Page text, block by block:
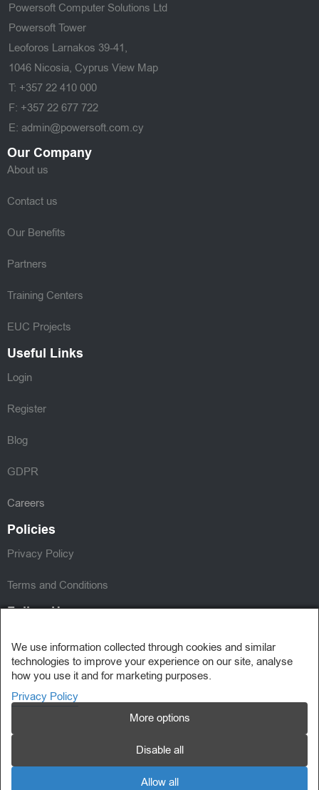
Powersoft Computer Solutions Ltd
Powersoft Tower
Leoforos Larnakos 39-41,
1046 Nicosia, Cyprus View Map
T: +357 22 410 000
F: +357 22 677 722
E: admin@powersoft.com.cy
Our Company
About us
Contact us
Our Benefits
Partners
Training Centers
EUC Projects
Useful Links
Login
Register
Blog
GDPR
Careers
Policies
Privacy Policy
Terms and Conditions
Follow Us
We use information collected through cookies and similar
technologies to improve your experience on our site, analyse
how you use it and for marketing purposes.
Privacy Policy
More options
Disable all
Allow all